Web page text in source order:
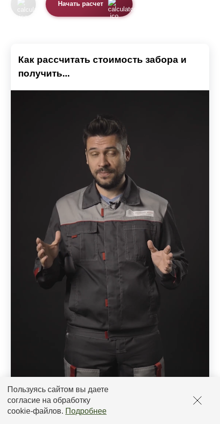
Пользуясь сайтом вы даете
согласие на обработку
cookie-файлов. Подробнее
Начать расчет
Как рассчитать стоимость забора и
получить...